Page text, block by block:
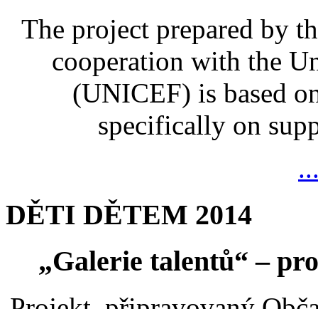
The project prepared by
cooperation with the
(UNICEF) is based
specifically on
DĚTI DĚTEM 2014
„Galerie talentů“ –